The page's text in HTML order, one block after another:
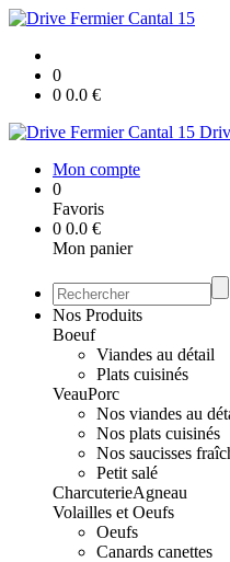
0
0 0.0 €
Mon compte
0
Favoris
0 0.0 €
Mon panier
Nos Produits
Boeuf
Viandes au détail
Plats cuisinés
VeauPorc
Nos viandes au
Nos plats cuisinés
Nos saucisses
Petit salé
CharcuterieAgneau
Volailles et Oeufs
Oeufs
Canards canettes